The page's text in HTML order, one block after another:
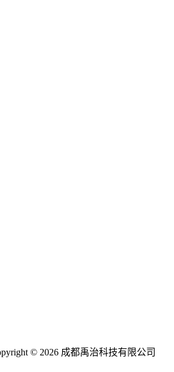
© 2026 成都禹治科技有限公司